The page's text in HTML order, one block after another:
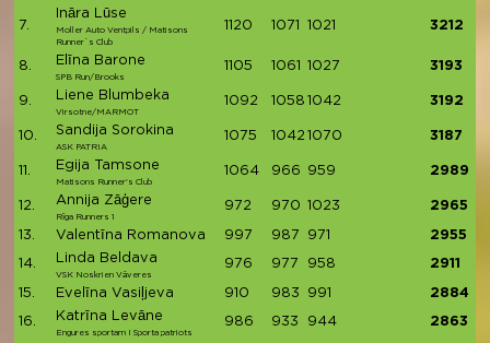
7.
Ināra Lūse
Moller Auto Ventpils / Matisons
Runner`s Club
1120 1071 1021 3212
8. Elīna Barone
SPB Run/Brooks
1105 1061 1027 3193
9. Liene Blumbeka
Virsotne/MARMOT
1092 1058 1042 3192
10. Sandija Sorokina
ASK PATRIA
1075 1042 1070 3187
11. Egija Tamsone
Matisons Runner's Club
1064 966 959 2989
12. Annija Zāģere
Rīga Runners 1
972 970 1023 2965
13. Valentīna Romanova 997 987 971 2955
14. Linda Beldava
VSK Noskrien Vāveres
976 977 958 2911
15. Evelīna Vasiļjeva 910 983 991 2884
16. Katrīna Levāne
Engures sportam I Sporta patriots
986 933 944 2863